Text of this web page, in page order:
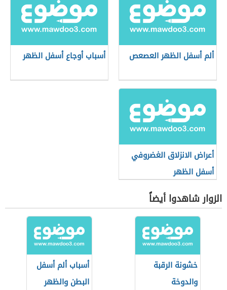
ألم أسفل الظهر العصعص أسباب أوجاع أسفل الظهر
أعراض الانزلاق الغضروفي
أسفل الظهر
الزوار شاهدوا أيضاً
خشونة الرقبة
والدوخة
أسباب ألم أسفل
البطن والظهر